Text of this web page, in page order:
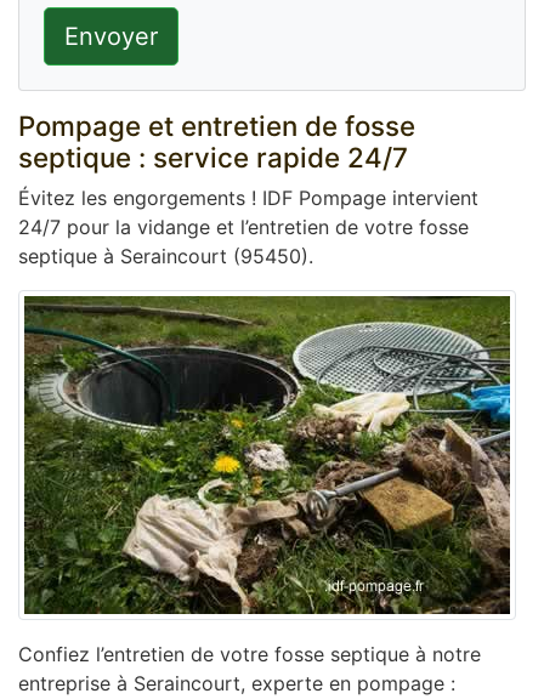
Envoyer
Pompage et entretien de fosse
septique : service rapide 24/7
Évitez les engorgements ! IDF Pompage intervient
24/7 pour la vidange et l’entretien de votre fosse
septique à Seraincourt (95450).
Confiez l’entretien de votre fosse septique à notre
entreprise à Seraincourt, experte en pompage :